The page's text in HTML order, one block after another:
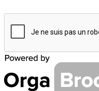
Wemmelsesteenweg
rue Thomaesstraat
rue Gillebertusstraat
Place Laneau /
Laneauplein